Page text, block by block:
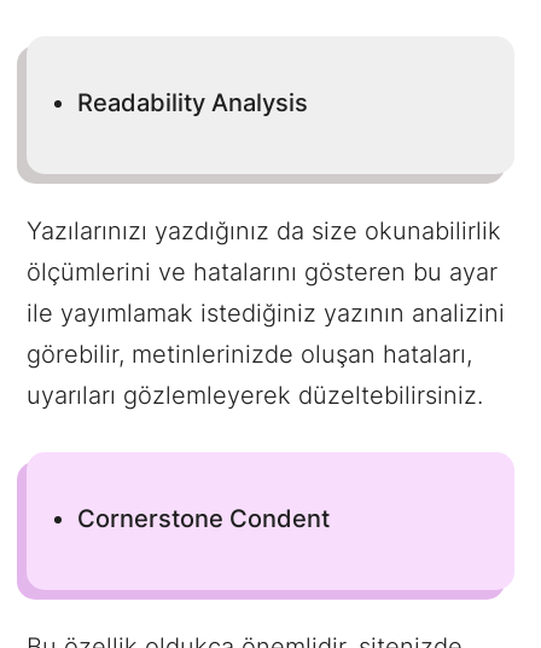
Readability Analysis
Yazılarınızı yazdığınız da size okunabilirlik
ölçümlerini ve hatalarını gösteren bu ayar
ile yayımlamak istediğiniz yazının analizini
görebilir, metinlerinizde oluşan hataları,
uyarıları gözlemleyerek düzeltebilirsiniz.
Cornerstone Condent